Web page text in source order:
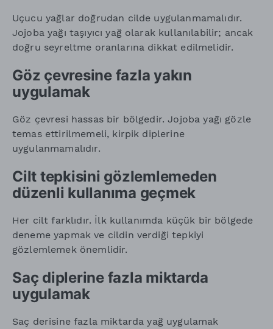
Uçucu yağlar doğrudan cilde uygulanmamalıdır.
Jojoba yağı taşıyıcı yağ olarak kullanılabilir; ancak
doğru seyreltme oranlarına dikkat edilmelidir.
Göz çevresine fazla yakın
uygulamak
Göz çevresi hassas bir bölgedir. Jojoba yağı gözle
temas ettirilmemeli, kirpik diplerine
uygulanmamalıdır.
Cilt tepkisini gözlemlemeden
düzenli kullanıma geçmek
Her cilt farklıdır. İlk kullanımda küçük bir bölgede
deneme yapmak ve cildin verdiği tepkiyi
gözlemlemek önemlidir.
Saç diplerine fazla miktarda
uygulamak
Saç derisine fazla miktarda yağ uygulamak